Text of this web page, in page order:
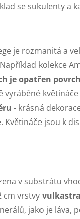
se sukulenty a
je rozmanitá a
kolekce
je opatřen
vyráběné
- krásná
Květináče jsou k
v substrátu
cm vrstvy
jako je láva,